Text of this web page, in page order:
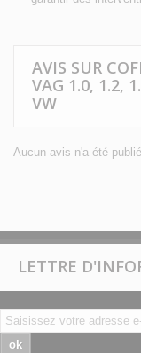
AVIS SUR
VAG 1.0, 1.2,
VW
Aucun avis n'a été
LETTRE
ok